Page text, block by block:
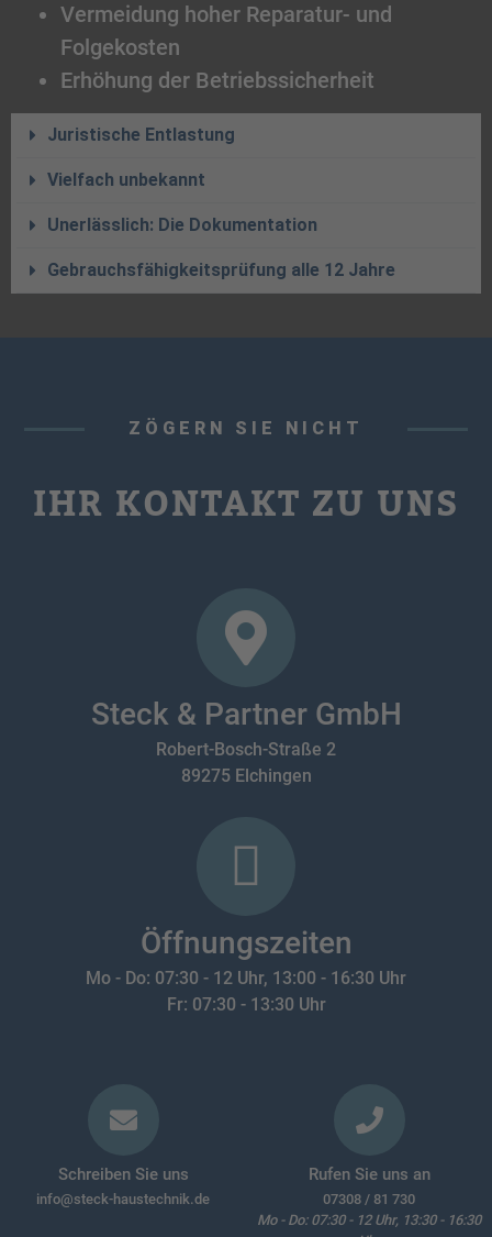
Vermeidung hoher Reparatur- und
Folgekosten
Erhöhung der Betriebssicherheit
Juristische Entlastung
Vielfach unbekannt
Unerlässlich: Die Dokumentation
Gebrauchsfähigkeitsprüfung alle 12 Jahre
ZÖGERN SIE NICHT
IHR KONTAKT ZU UNS
Steck & Partner GmbH​
Robert-Bosch-Straße 2
89275 Elchingen​
Öffnungszeiten
Mo - Do: 07:30 - 12 Uhr, 13:00 - 16:30 Uhr
Fr: 07:30 - 13:30 Uhr
Schreiben Sie uns
info@steck-haustechnik.de
Rufen Sie uns an
07308 / 81 730
Mo - Do: 07:30 - 12 Uhr, 13:30 - 16:30